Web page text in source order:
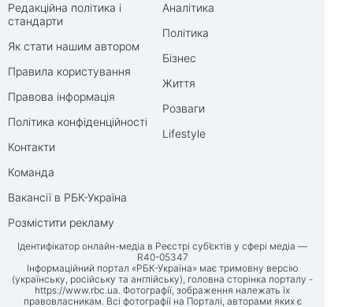
Редакційна політика і
стандарти
Як стати нашим автором
Правила користування
Правова інформація
Політика конфіденційності
Контакти
Команда
Вакансії в РБК-Україна
Розмістити рекламу
Аналітика
Політика
Бізнес
Життя
Розваги
Lifestyle
Ідентифікатор онлайн-медіа в Реєстрі суб’єктів у сфері медіа —
R40-05347
Інформаційний портал «РБК-Україна» має тримовну версію
(українську, російську та англійську), головна сторінка порталу -
https://www.rbc.ua. Фотографії, зображення належать їх
правовласникам. Всі фотографії на Порталі, авторами яких є